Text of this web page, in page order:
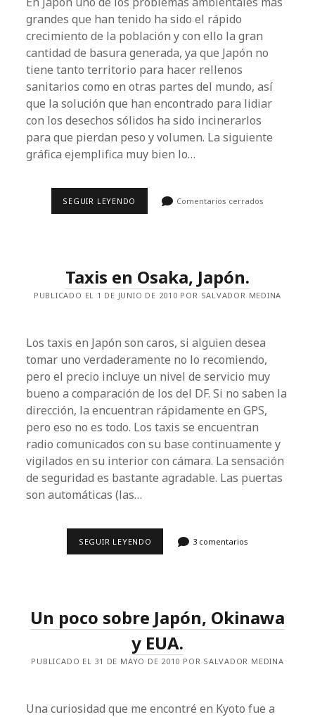
grandes que han tenido ha sido el rápido
crecimiento de la población y con ello la gran
cantidad de basura generada, ya que Japón no
tiene tanto territorio para hacer rellenos
sanitarios como en otras partes del mundo, así
que la solución que han encontrado para lidiar
con los desechos sólidos ha sido incinerarlos
para que pierdan peso y volumen. La siguiente
gráfica ejemplifica muy bien lo…
SEGUIR LEYENDO PLANTA
Comentarios cerrados
Taxis en Osaka, Japón.
PUBLICADO EL 1 DE JUNIO DE 2010 POR SALVADOR MEDINA
Los taxis en Japón son caros, si alguien desea
tomar uno verdaderamente no lo recomiendo,
pero el precio incluye un nivel de servicio muy
bueno a comparación de los del DF. Si no saben la
dirección, la encuentran rápidamente en GPS,
pero eso no es todo. Los taxis se encuentran
radio comunicados con su base continuamente y
vigilados en su interior con cámara. La sensación
de seguridad es bastante agradable. Las puertas
son automáticas (las…
SEGUIR LEYENDO 3 comentarios
Un poco sobre Japón, Okinawa
y EUA.
PUBLICADO EL 31 DE MAYO DE 2010 POR SALVADOR MEDINA
Una curiosidad que me encontré en Kyoto fue a